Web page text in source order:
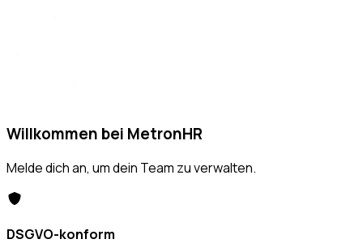
Willkommen bei MetronHR
Melde dich an, um dein Team zu verwalten.
DSGVO-konform